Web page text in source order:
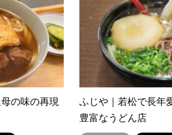
の味の再現
ふじや｜若松で長年
豊富なうどん店